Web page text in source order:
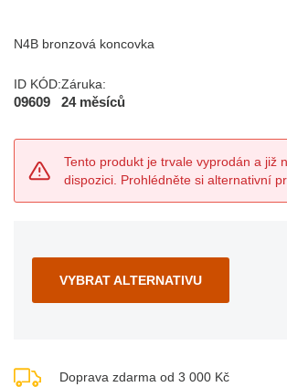
N4B bronzová koncovka
ID KÓD:
09609
Záruka:
24 měsíců
Tento produkt je trvale vyprodán a již
dispozici. Prohlédněte si alternativní
VYBRAT ALTERNATIVU
Doprava zdarma od 3 000 Kč